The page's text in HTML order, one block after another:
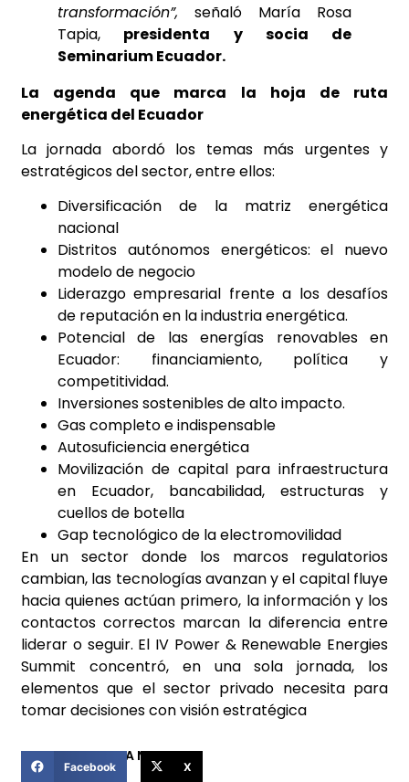
transformación”, señaló María Rosa
Tapia, presidenta y socia de
Seminarium Ecuador.
La agenda que marca la hoja de ruta
energética del Ecuador
La jornada abordó los temas más urgentes y
estratégicos del sector, entre ellos:
Diversificación de la matriz energética
nacional
Distritos autónomos energéticos: el nuevo
modelo de negocio
Liderazgo empresarial frente a los desafíos
de reputación en la industria energética.
Potencial de las energías renovables en
Ecuador: financiamiento, política y
competitividad.
Inversiones sostenibles de alto impacto.
Gas completo e indispensable
Autosuficiencia energética
Movilización de capital para infraestructura
en Ecuador, bancabilidad, estructuras y
cuellos de botella
Gap tecnológico de la electromovilidad
En un sector donde los marcos regulatorios
cambian, las tecnologías avanzan y el capital fluye
hacia quienes actúan primero, la información y los
contactos correctos marcan la diferencia entre
liderar o seguir. El IV Power & Renewable Energies
Summit concentró, en una sola jornada, los
elementos que el sector privado necesita para
tomar decisiones con visión estratégica
COMPARTIR ESTA NOTICIA
Facebook X